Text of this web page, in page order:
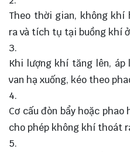
Theo thời gian, không
ra và tích tụ tại buồng khí
Khi lượng khí tăng lên,
van hạ xuống, kéo theo
Cơ cấu đòn bẩy hoặc
cho phép không khí thoát